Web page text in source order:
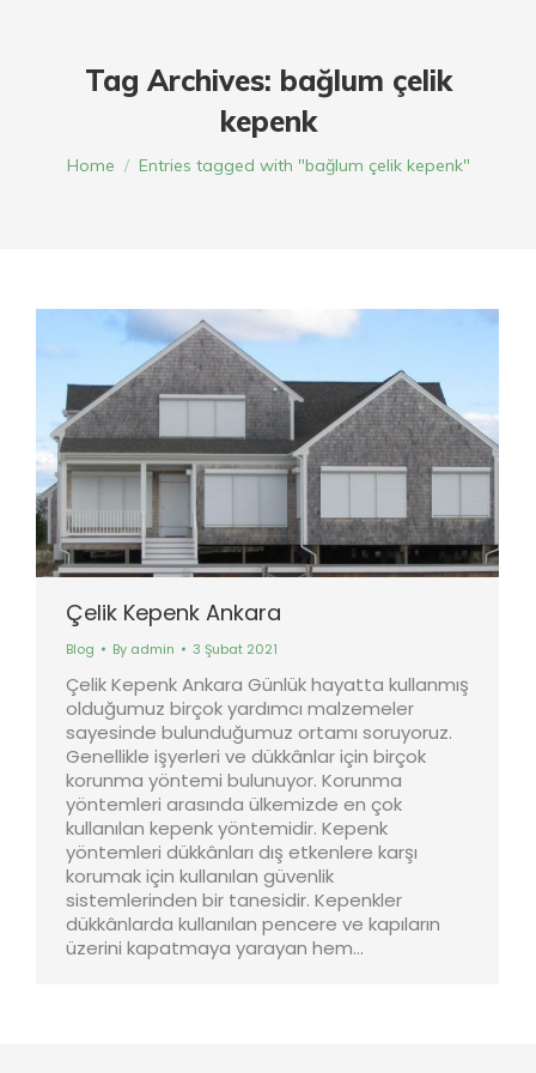
Tag Archives: bağlum çelik
kepenk
Home Entries tagged with "bağlum çelik kepenk"
Çelik Kepenk Ankara
Blog By admin 3 Şubat 2021
Çelik Kepenk Ankara Günlük hayatta kullanmış
olduğumuz birçok yardımcı malzemeler
sayesinde bulunduğumuz ortamı soruyoruz.
Genellikle işyerleri ve dükkânlar için birçok
korunma yöntemi bulunuyor. Korunma
yöntemleri arasında ülkemizde en çok
kullanılan kepenk yöntemidir. Kepenk
yöntemleri dükkânları dış etkenlere karşı
korumak için kullanılan güvenlik
sistemlerinden bir tanesidir. Kepenkler
dükkânlarda kullanılan pencere ve kapıların
üzerini kapatmaya yarayan hem…